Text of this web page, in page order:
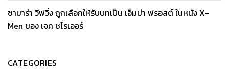
ซามาร่า วีฟวิ่ง ถูกเลือกให้รับบทเป็น เอ็มม่า ฟรอสต์ ในหนัง X-
Men ของ เจค ชไรเออร์
CATEGORIES